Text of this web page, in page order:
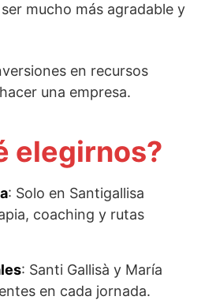
mucho más agradable y
en recursos
una empresa.
elegirnos?
: Solo en Santigallisa
coaching y rutas
: Santi Gallisà y María
en cada jornada.